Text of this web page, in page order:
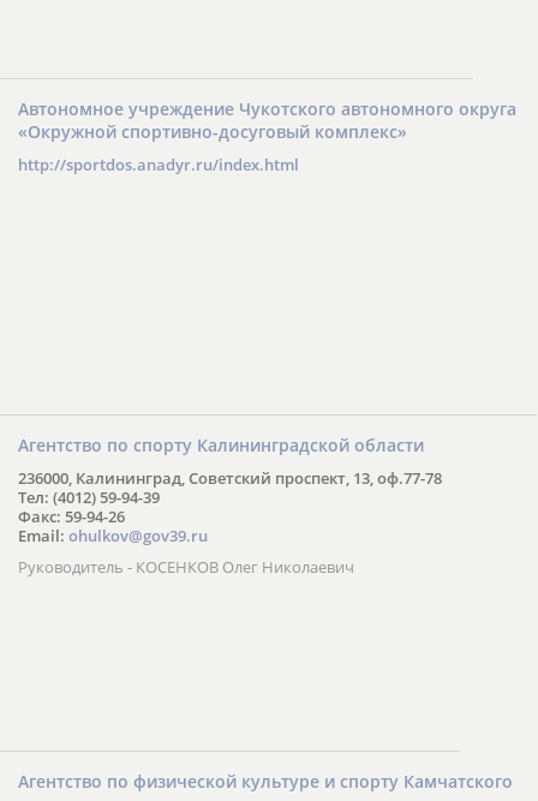
Автономное учреждение Чукотского автономного округа
«Окружной спортивно-досуговый комплекс»
http://sportdos.anadyr.ru/index.html
Агентство по спорту Калининградской области
236000, Калининград, Советский проспект, 13, оф.77-78
Тел: (4012) 59-94-39
Факс: 59-94-26
Email: ohulkov@gov39.ru
Руководитель - КОСЕНКОВ Олег Николаевич
Агентство по физической культуре и спорту Камчатского